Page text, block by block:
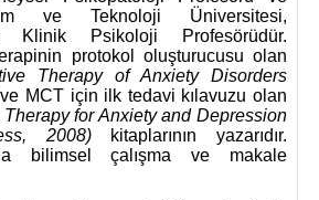
ve Teknoloji Üniversitesi,
Klinik Psikoloji Profesörüdür.
protokol oluşturucusu olan
Therapy of Anxiety Disorders
ve MCT için ilk tedavi kılavuzu olan
for Anxiety and Depression
2008)kitaplarının yazarıdır.
bilimsel çalışma ve makale